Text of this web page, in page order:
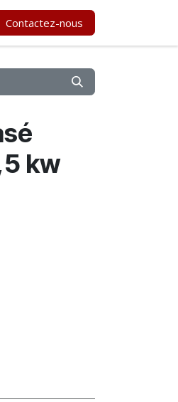
Contactez-nous
kw